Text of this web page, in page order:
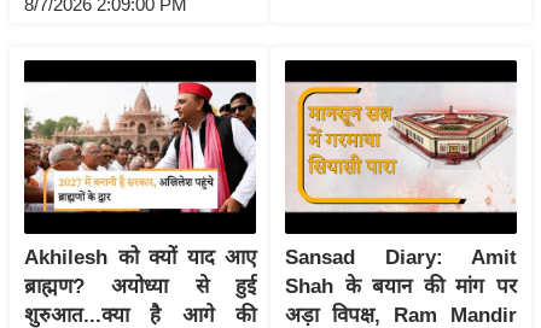
वि
ष
ण
स
म
सा
म
यि
क
Akhilesh को क्यों याद आए
ब्राह्मण? अयोध्या से हुई
शुरुआत...क्या है आगे की
Sansad Diary: Amit
Shah के बयान की मांग पर
अड़ा विपक्ष, Ram Mandir